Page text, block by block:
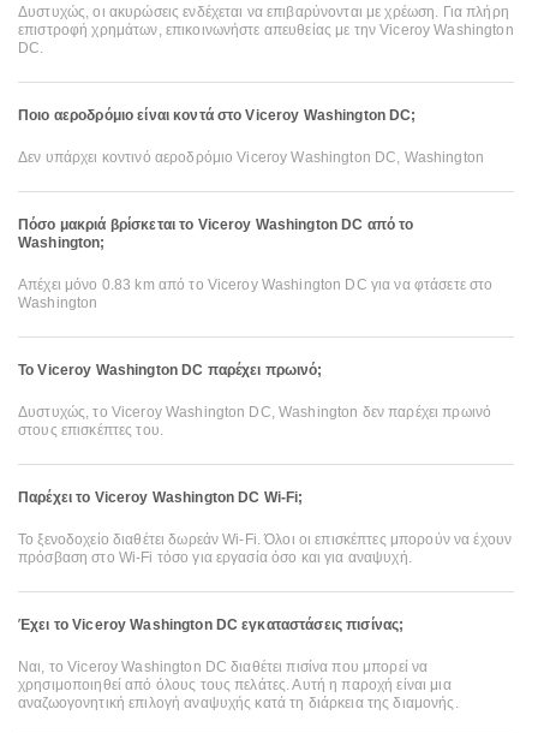
Δυστυχώς, οι ακυρώσεις ενδέχεται να επιβαρύνονται με χρέωση. Για πλήρη
επιστροφή χρημάτων, επικοινωνήστε απευθείας με την Viceroy Washington
DC.
Ποιο αεροδρόμιο είναι κοντά στο Viceroy Washington DC;
Δεν υπάρχει κοντινό αεροδρόμιο Viceroy Washington DC, Washington
Πόσο μακριά βρίσκεται το Viceroy Washington DC από το
Washington;
Απέχει μόνο 0.83 km από το Viceroy Washington DC για να φτάσετε στο
Washington
Το Viceroy Washington DC παρέχει πρωινό;
Δυστυχώς, το Viceroy Washington DC, Washington δεν παρέχει πρωινό
στους επισκέπτες του.
Παρέχει το Viceroy Washington DC Wi-Fi;
Το ξενοδοχείο διαθέτει δωρεάν Wi-Fi. Όλοι οι επισκέπτες μπορούν να έχουν
πρόσβαση στο Wi-Fi τόσο για εργασία όσο και για αναψυχή.
Έχει το Viceroy Washington DC εγκαταστάσεις πισίνας;
Ναι, το Viceroy Washington DC διαθέτει πισίνα που μπορεί να
χρησιμοποιηθεί από όλους τους πελάτες. Αυτή η παροχή είναι μια
αναζωογονητική επιλογή αναψυχής κατά τη διάρκεια της διαμονής.